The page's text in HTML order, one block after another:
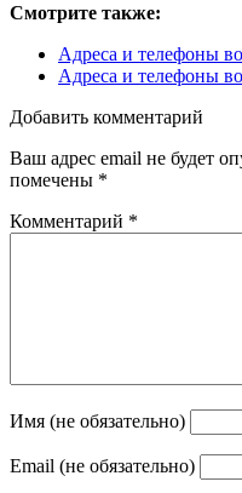
Смотрите также:
Адреса и телефоны
Адреса и телефоны
Добавить комментарий
Ваш адрес email не будет
помечены *
Комментарий *
Имя (не обязательно)
Email (не обязательно)